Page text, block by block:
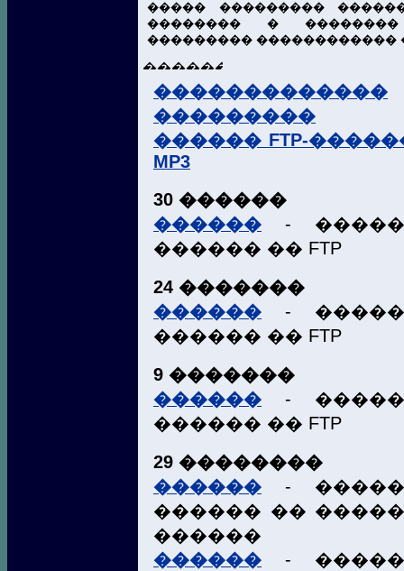
����� ���������
�������� �
��������� ������������
�������������
���������
������ FTP-
MP3
30 ������
������ -
������ �� FTP
24 �������
������ -
������ �� FTP
9 �������
������ -
������ �� FTP
29 ��������
������ -
������ ��
������
������ -